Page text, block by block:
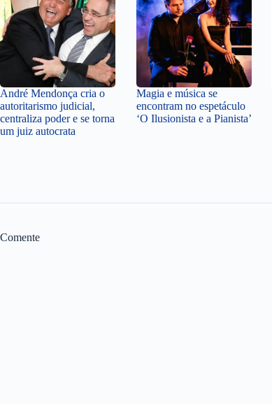
André Mendonça cria o
autoritarismo judicial,
centraliza poder e se torna
um juiz autocrata
Magia e música se
encontram no espetáculo
‘O Ilusionista e a Pianista’
Comente